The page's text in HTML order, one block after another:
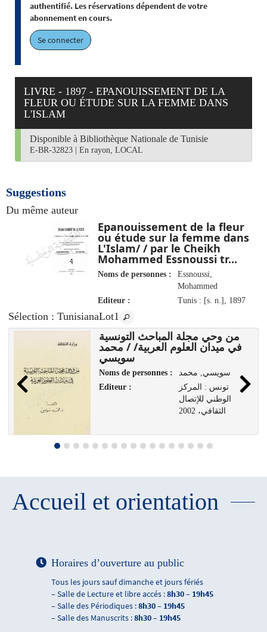
authentifié. Les réservations dépendent de votre
abonnement en cours.
Se connecter
LIVRE - 1897 - EPANOUISSEMENT DE LA
FLEUR OU ÉTUDE SUR LA FEMME DANS
L'ISLAM
Disponible à Bibliothèque Nationale de Tunisie
E-BR-32823 En rayon, LOCAL
Suggestions
Du même auteur
Epanouissement de la fleur
ou étude sur la femme dans
L'Islam/ / par le Cheikh
Mohammed Essnoussi tr...
Noms de personnes :
Essnoussi,
Mohammed
Editeur :
Tunis : [s. n.], 1897
Sélection : TunisianaLot1
من وحي مجلة المباحث التونسية
في ميدان العلوم العربية/ / محمد
سويسي
Noms de personnes :
سويسي, محمد
Editeur :
تونس : المركز
الوطني للإتصال
الثقافي، 2002
Accueil et orientation
Horaires d’ouverture au public
Tous les jours sauf dimanche et jours fériés
– Salle de Lecture et libre accés :8h30 – 19h45
– Salle des Périodiques :8h30 – 19h45
– Salle des Manuscrits :8h30 – 19h45